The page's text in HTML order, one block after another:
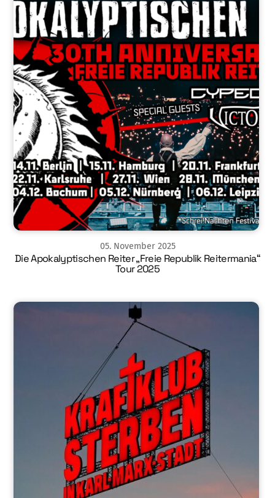
05. November 2025
Die Apokalyptischen Reiter „Freie Republik Reitermania“
Tour 2025